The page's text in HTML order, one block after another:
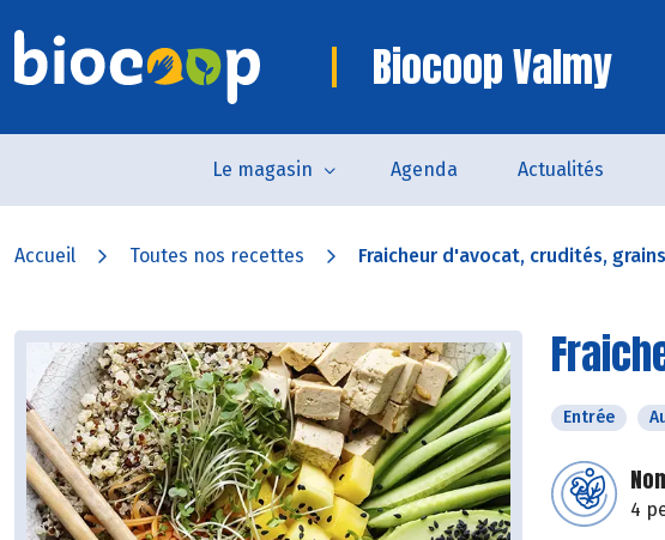
Biocoop Valmy
Le magasin Agenda Actualités
Accueil Toutes nos recettes Fraicheur d'avocat, crudités,
Entrée
4